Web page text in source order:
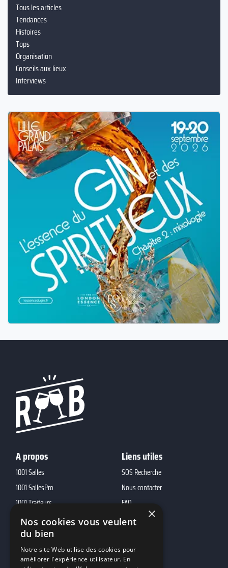
Tous les articles
Tendances
Histoires
Tops
Organisation
Conseils aux lieux
Interviews
A propos
1001 Salles
1001 SallesPro
1001 Traiteurs
1001 DJ
10h01
MP2
Liens utiles
SOS Recherche
Nous contacter
FAQ
×
Nos cookies vous veulent
du bien
Notre site Web utilise des cookies pour
améliorer l'expérience utilisateur. En